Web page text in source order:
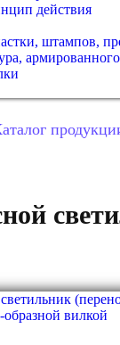
действия
штампов,